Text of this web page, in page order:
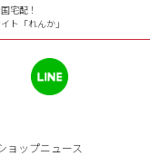
宅配！
ト「れんか」
ョップニュース